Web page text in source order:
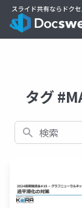
タグ
検索